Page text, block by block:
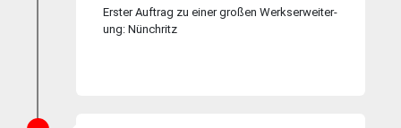
Erster Auf­trag zu einer großen Werks­er­wei­ter­
ung: Nünch­ritz